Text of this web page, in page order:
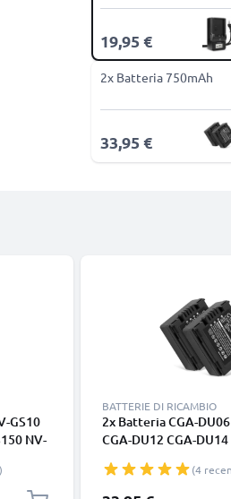
19,95 €
2x Batteria 750mAh
33,95 €
GS10
NV-
BATTERIE DI RICAMBIO
2x Batteria CGA-
CGA-DU12 CGA-
GS120 NV-GS140 NV-
GS158 NV-GS180 NV-
(4